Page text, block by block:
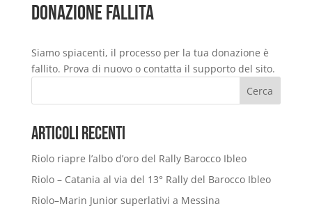
Donazione Fallita
Siamo spiacenti, il processo per la tua donazione è
fallito. Prova di nuovo o contatta il supporto del sito.
Cerca
Articoli Recenti
Riolo riapre l’albo d’oro del Rally Barocco Ibleo
Riolo – Catania al via del 13° Rally del Barocco Ibleo
Riolo–Marin Junior superlativi a Messina